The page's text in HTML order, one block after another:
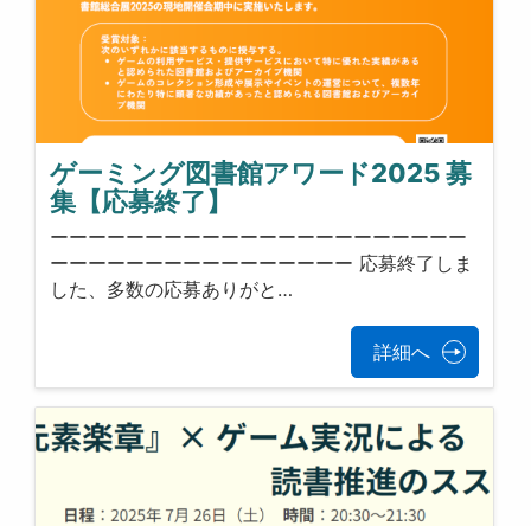
ゲーミング図書館アワード2025 募
集【応募終了】
ーーーーーーーーーーーーーーーーーーーーーー
ーーーーーーーーーーーーーーーー 応募終了しま
した、多数の応募ありがと…
詳細へ